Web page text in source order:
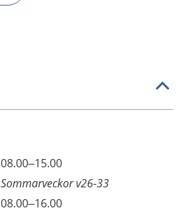
08.00–15.00
Sommarveckor v26-33
08.00–16.00